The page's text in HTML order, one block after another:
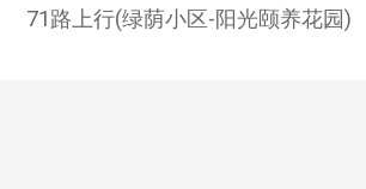
71路上行(绿荫小区-阳光颐养花园)